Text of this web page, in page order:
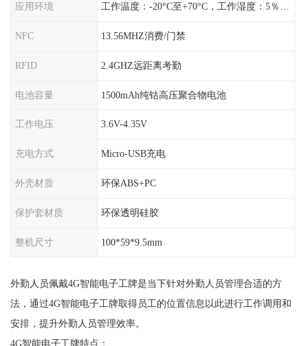
应用环境
NFC 13.56MHZ消费/门禁
RFID 2.4GHZ远距离考勤
电池容量 1500mAh纯钴高压聚合物电池
工作电压 3.6V-4.35V
充电方式 Micro-USB充电
外壳材质 环保ABS+PC
保护套材质 环保透明硅胶
整机尺寸 100*59*9.5mm
外勤人员佩戴4G智能电子工牌是当下针对外勤人员管理合适的方
法，通过4G智能电子工牌取得员工的位置信息以此进行工作调用和
安排，提升外勤人员管理效率。
4G智能电子工牌特点：